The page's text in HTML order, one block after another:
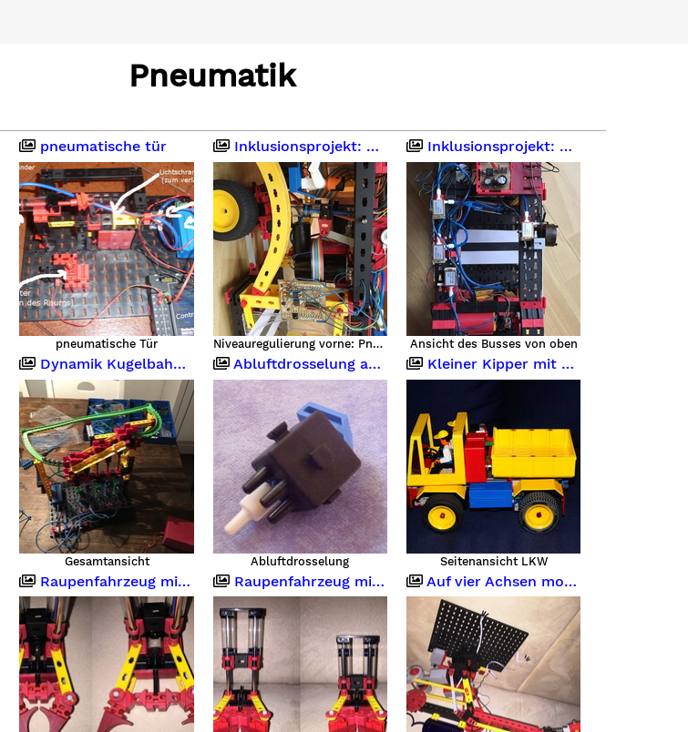
Pneumatik
pneumatische tür
pneumatische Tür
Inklusionsprojekt: pneumatischer Bus mit eRolli
Niveauregulierung vorne: Pneumatikzylinder mit Potentiometer
Inklusionsprojekt: pneumatischer Bus mit eRolli
Ansicht des Busses von oben
Dynamik Kugelbahn Stufenförderer pneumatisch gesteuert
Gesamtansicht
Abluftdrosselung am Handventil 36934
Abluftdrosselung
Kleiner Kipper mit Doppelachsanhänger, Pneumatik und IR Fernsteuerung
Seitenansicht LKW
Raupenfahrzeug mit pneumatischem Greifer ferngesteuert Raupenfahrzeug mit pneumatischem Greifer ferngesteuert Auf vier Achsen modifizierter Trainingsroboter